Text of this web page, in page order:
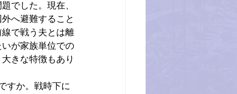
でした。現在、
へ避難すること
で戦う夫とは離
が家族単位での
きな特徴もあり
すか。戦時下に